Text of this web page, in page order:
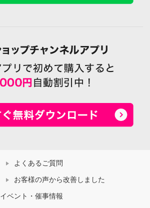
よくあるご質問
お客様の声から改善しました
イベント・催事情報